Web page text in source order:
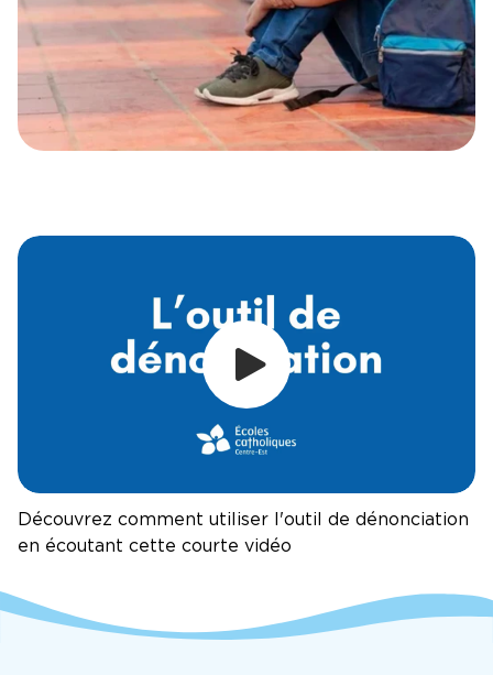
Responsable : Directions
Échéancier : En continu
Stratégies :
Informer les parents de la matrice des
Informer les parents des pratiques concernant la
Encourager les parents de l’école à visionner
Intimidation et résolution de conflit :
accompagner son enfant dans le développement
de relations saines» L'outil de
Découvrez comment utiliser l'outil de dénonciation
en écoutant cette courte vidéo